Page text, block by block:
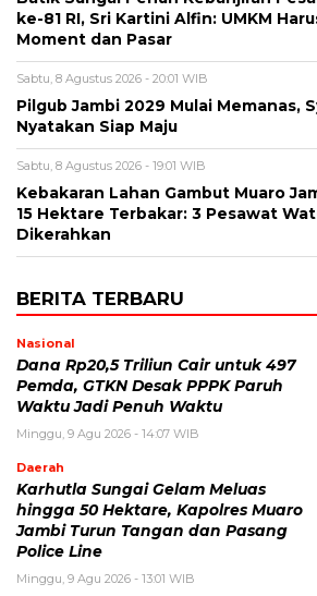
ke-81 RI, Sri Kartini Alfin: UMKM
Moment dan Pasar
Sabtu, 8 Agustus 2026 - 20:01 WIB
Pilgub Jambi 2029 Mulai Memanas,
Nyatakan Siap Maju
Sabtu, 8 Agustus 2026 - 19:01 WIB
Kebakaran Lahan Gambut Muaro
15 Hektare Terbakar: 3 Pesawat
Dikerahkan
BERITA TERBARU
Nasional
Dana Rp20,5 Triliun Cair untuk 497
Pemda, GTKN Desak PPPK Paruh
Waktu Jadi Penuh Waktu
Minggu, 9 Agu 2026 - 14:07 WIB
Daerah
Karhutla Sungai Gelam Meluas
hingga 50 Hektare, Kapolres Muaro
Jambi Turun Tangan dan Pasang
Police Line
Minggu, 9 Agu 2026 - 13:01 WIB